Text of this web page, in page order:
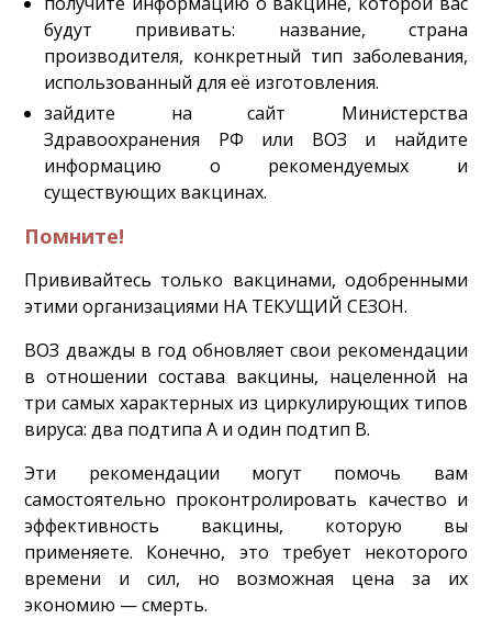
будут прививать: название, страна
производителя, конкретный тип заболевания,
использованный для её изготовления.
зайдите на сайт Министерства
Здравоохранения РФ или ВОЗ и найдите
информацию о рекомендуемых и
существующих вакцинах.
Помните!
Прививайтесь только вакцинами, одобренными
этими организациями НА ТЕКУЩИЙ СЕЗОН.
ВОЗ дважды в год обновляет свои рекомендации
в отношении состава вакцины, нацеленной на
три самых характерных из циркулирующих типов
вируса: два подтипа А и один подтип В.
Эти рекомендации могут помочь вам
самостоятельно проконтролировать качество и
эффективность вакцины, которую вы
применяете. Конечно, это требует некоторого
времени и сил, но возможная цена за их
экономию — смерть.